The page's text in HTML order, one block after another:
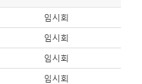
임시회
임시회
임시회
임시회